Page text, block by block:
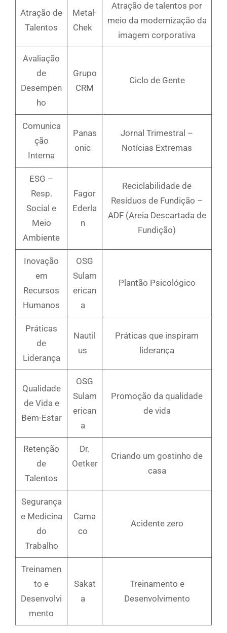
Atração de
Talentos
Metal-
Chek
Atração de talentos por
meio da modernização da
imagem corporativa
Avaliação
de
Desempen
ho
Grupo
CRM
Ciclo de Gente
Comunica
ção
Interna
Panas
onic
Jornal Trimestral –
Notícias Extremas
ESG –
Resp.
Social e
Meio
Ambiente
Fagor
Ederla
n
Reciclabilidade de
Resíduos de Fundição –
ADF (Areia Descartada de
Fundição)
Inovação
em
Recursos
Humanos
OSG
Sulam
erican
a
Plantão Psicológico
Práticas
de
Liderança
Nautil
us
Práticas que inspiram
liderança
Qualidade
de Vida e
Bem-Estar
OSG
Sulam
erican
a
Promoção da qualidade
de vida
Retenção
de
Talentos
Dr.
Oetker
Criando um gostinho de
casa
Segurança
e Medicina
do
Trabalho
Cama
co
Acidente zero
Treinamen
to e
Desenvolvi
mento
Sakat
a
Treinamento e
Desenvolvimento